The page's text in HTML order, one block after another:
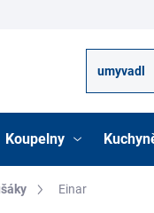
Koupelny
Einar